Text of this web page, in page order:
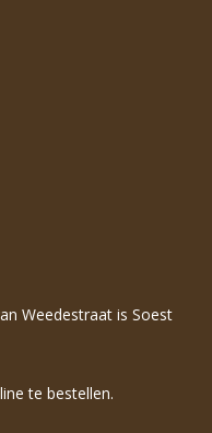
Weedestraat is Soest
te bestellen.